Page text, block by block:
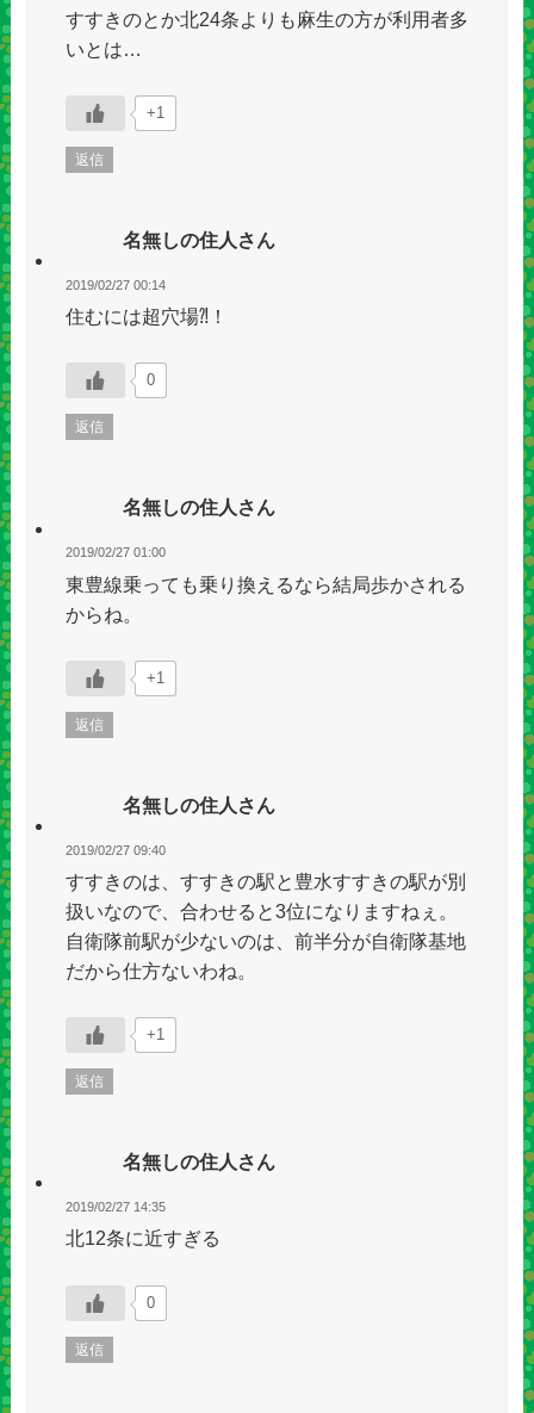
すすきのとか北24条よりも麻生の方が利用者多
いとは…
+1
返信
名無しの住人さん
2019/02/27 00:14
住むには超穴場⁈！
0
返信
名無しの住人さん
2019/02/27 01:00
東豊線乗っても乗り換えるなら結局歩かされる
からね。
+1
返信
名無しの住人さん
2019/02/27 09:40
すすきのは、すすきの駅と豊水すすきの駅が別
扱いなので、合わせると3位になりますねぇ。
自衛隊前駅が少ないのは、前半分が自衛隊基地
だから仕方ないわね。
+1
返信
名無しの住人さん
2019/02/27 14:35
北12条に近すぎる
0
返信